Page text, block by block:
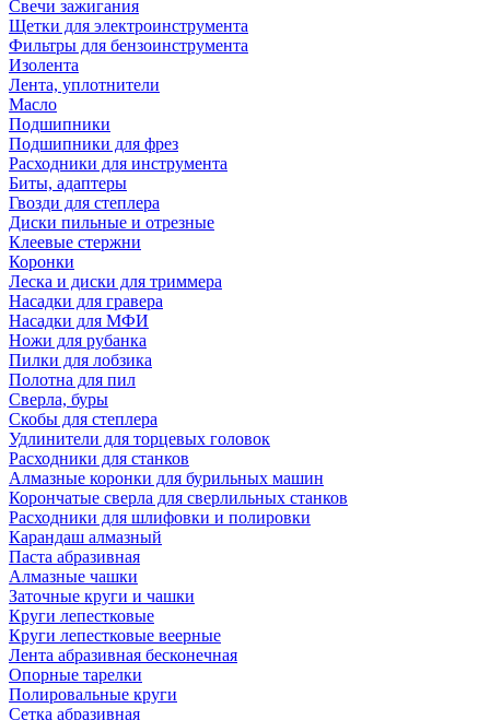
Свечи зажигания
Щетки для электроинструмента
Фильтры для бензоинструмента
Изолента
Лента, уплотнители
Масло
Подшипники
Подшипники для фрез
Расходники для инструмента
Биты, адаптеры
Гвозди для степлера
Диски пильные и отрезные
Клеевые стержни
Коронки
Леска и диски для триммера
Насадки для гравера
Насадки для МФИ
Ножи для рубанка
Пилки для лобзика
Полотна для пил
Сверла, буры
Скобы для степлера
Удлинители для торцевых головок
Расходники для станков
Алмазные коронки для бурильных машин
Корончатые сверла для сверлильных станков
Расходники для шлифовки и полировки
Карандаш алмазный
Паста абразивная
Алмазные чашки
Заточные круги и чашки
Круги лепестковые
Круги лепестковые веерные
Лента абразивная бесконечная
Опорные тарелки
Полировальные круги
Сетка абразивная